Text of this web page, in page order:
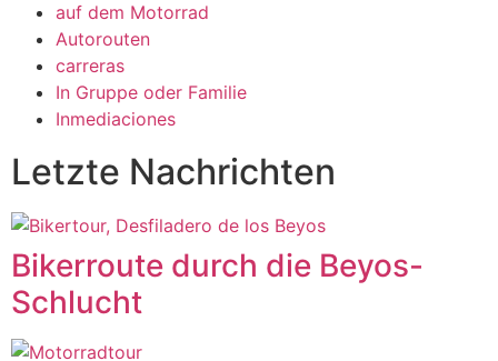
auf dem Motorrad
Autorouten
carreras
In Gruppe oder Familie
Inmediaciones
Letzte Nachrichten
Bikerroute durch die Beyos-
Schlucht